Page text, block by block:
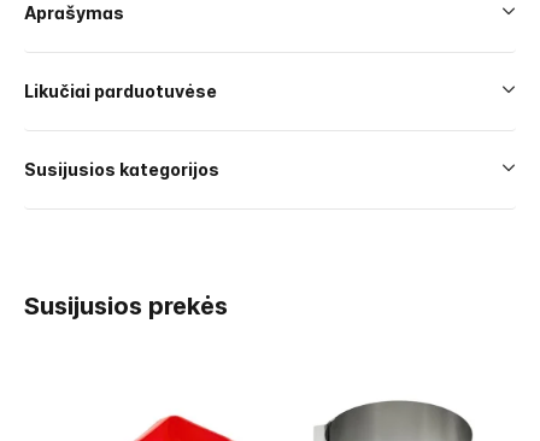
Aprašymas
Likučiai parduotuvėse
Susijusios kategorijos
Susijusios prekės